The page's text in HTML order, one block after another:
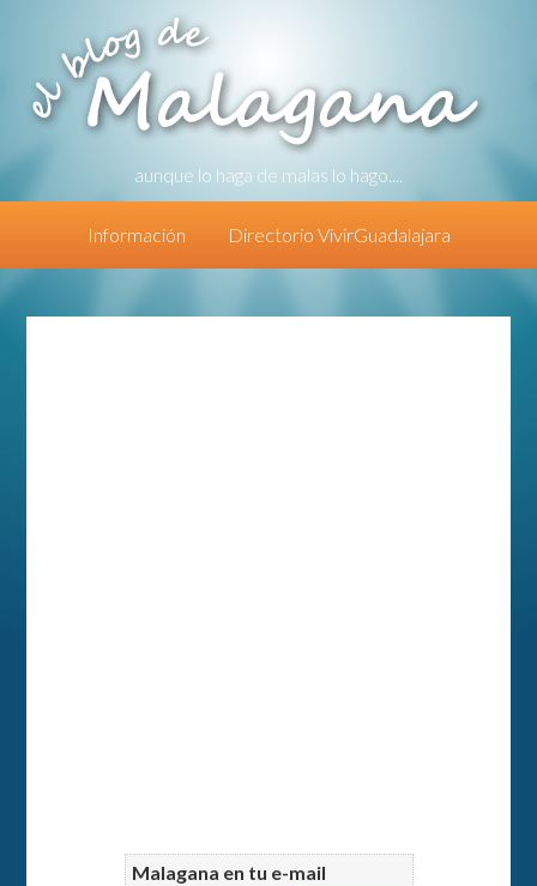
aunque lo haga de malas lo hago....
Información Directorio VivirGuadalajara
Malagana en tu e-mail